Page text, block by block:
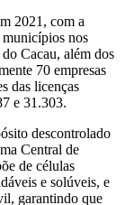
2021, com a
nos
Cacau, além dos
70 empresas
das licenças
e 31.303.
descontrolado
Central de
de células
e solúveis, e
garantindo que